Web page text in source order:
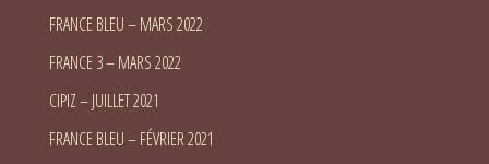
FRANCE BLEU – MARS 2022
FRANCE 3 – MARS 2022
CIPIZ – JUILLET 2021
FRANCE BLEU – FÉVRIER 2021